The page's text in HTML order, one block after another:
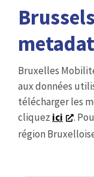
Bruxelles
aux données
télécharger les
cliquez ici
.
région